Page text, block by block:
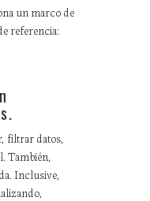
un marco de
referencia:
filtrar datos,
También,
Inclusive,